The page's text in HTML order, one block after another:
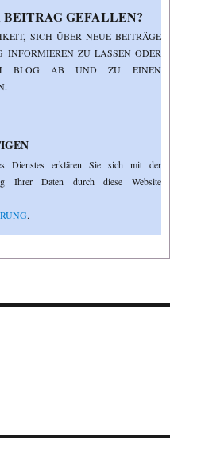
GEFALLEN?
SICH ÜBER NEUE BEITRÄGE
ZU LASSEN ODER Ü
BLOG AB UND ZU EINEN N
Dienstes erklären Sie sich mit der
Ihrer Daten durch diese Website
.